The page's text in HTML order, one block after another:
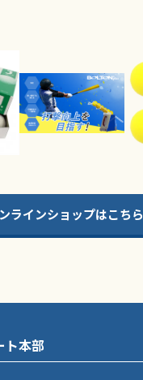
ラインショップはこちら
ト本部